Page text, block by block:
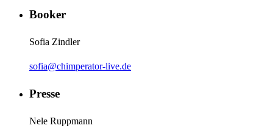
Booker
Sofia Zindler
sofia@chimperator-live.de
Presse
Nele Ruppmann